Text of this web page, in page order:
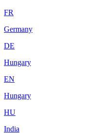
FR
Germany
DE
Hungary
EN
Hungary
HU
India